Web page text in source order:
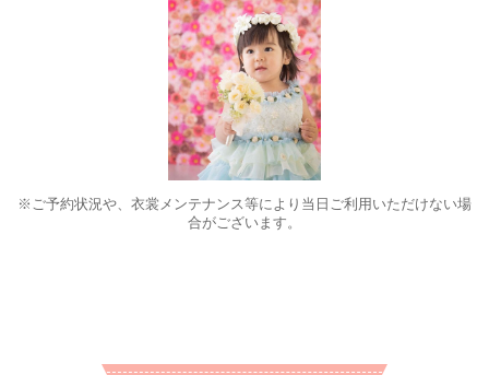
※ご予約状況や、衣裳メンテナンス等により当日ご利用いただけない場
合がございます。